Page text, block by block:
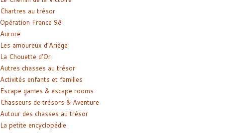
Chartres au trésor
Opération France 98
Aurore
Les amoureux d’Ariège
La Chouette d’Or
Autres chasses au trésor
Activités enfants et familles
Escape games & escape rooms
Chasseurs de trésors & Aventure
Autour des chasses au trésor
La petite encyclopédie